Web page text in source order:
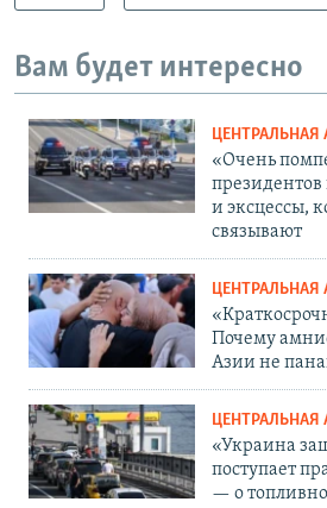
Вам будет интересно
ЦЕНТРАЛЬНАЯ
«Очень
и эксцессы,
связывают
ЦЕНТРАЛЬНАЯ
Почему
Азии не
ЦЕНТРАЛЬНАЯ
«Украина
поступает
— о